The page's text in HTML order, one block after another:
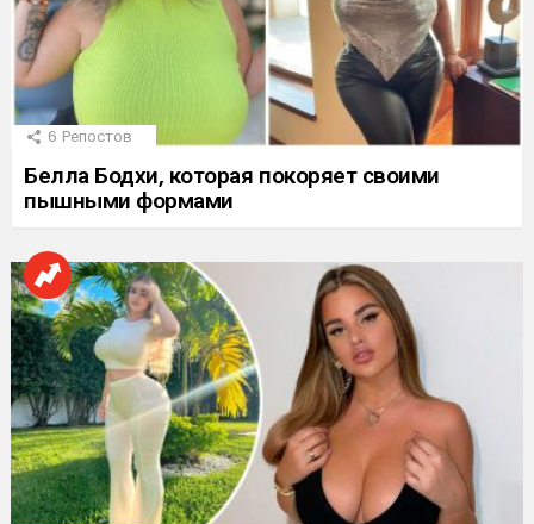
6 Репостов
Белла Бодхи, которая покоряет своими
пышными формами